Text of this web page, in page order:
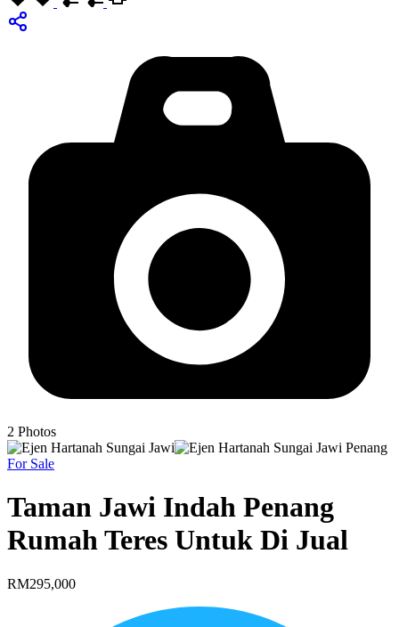
2 Photos
For Sale
Taman Jawi Indah Penang
Rumah Teres Untuk Di Jual
RM295,000